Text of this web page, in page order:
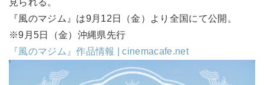
見られる。
『風のマジム』は9月12日（金）より全国にて公開。
※9月5日（金）沖縄県先行
『風のマジム』作品情報 | cinemacafe.net